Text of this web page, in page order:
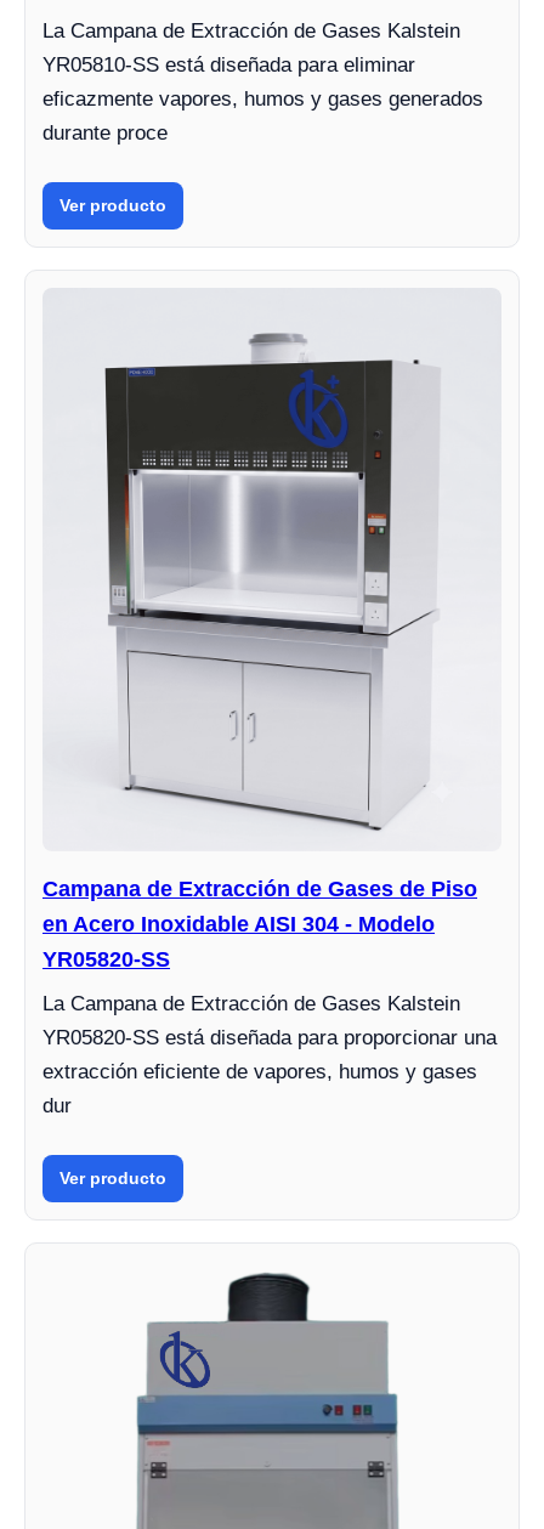
La Campana de Extracción de Gases Kalstein
YR05810-SS está diseñada para eliminar
eficazmente vapores, humos y gases generados
durante proce
Ver producto
Campana de Extracción de Gases de Piso
en Acero Inoxidable AISI 304 - Modelo
YR05820-SS
La Campana de Extracción de Gases Kalstein
YR05820-SS está diseñada para proporcionar una
extracción eficiente de vapores, humos y gases
dur
Ver producto